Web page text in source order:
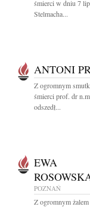
śmierci w dniu 7
Stelmacha...
ANTONI
Z ogromnym
śmierci prof. dr
odszedł...
EWA
POZNAŃ
Z ogromnym